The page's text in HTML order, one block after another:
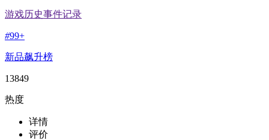
游戏历史事件记录
#99+
新品飙升榜
13849
热度
详情
评价